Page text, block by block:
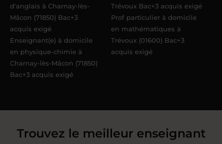
d'anglais à Charnay-lès-
Mâcon (71850) Bac+3
acquis exigé
Enseignant(e) à domicile
en physique-chimie à
Charnay-lès-Mâcon (71850)
Bac+3 acquis exigé
Trévoux Bac+3 acquis exigé
Prof particulier à domicile
en mathématiques à
Trévoux (01600) Bac+3
acquis exigé
Trouvez le meilleur enseignant